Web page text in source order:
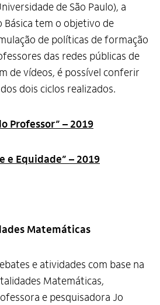
de São Paulo), a
Básica tem o objetivo de
de políticas de formação
das redes públicas de
de vídeos, é possível conferir
dois ciclos realizados.
Professor” – 2019
e Equidade” – 2019
Matemáticas
e atividades com base na
Matemáticas,
e pesquisadora Jo